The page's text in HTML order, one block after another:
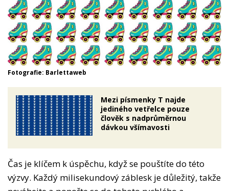
Fotografie: Barlettaweb
Mezi písmenky T najde
jediného vetřelce pouze
člověk s nadprůměrnou
dávkou všímavosti
Čas je klíčem k úspěchu, když se pouštíte do této
výzvy. Každý milisekundový záblesk je důležitý, takže